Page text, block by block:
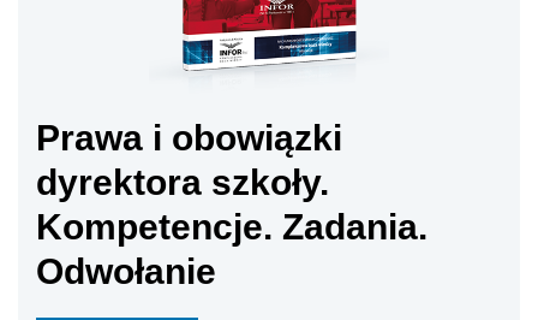
Prawa i obowiązki
dyrektora szkoły.
Kompetencje. Zadania.
Odwołanie